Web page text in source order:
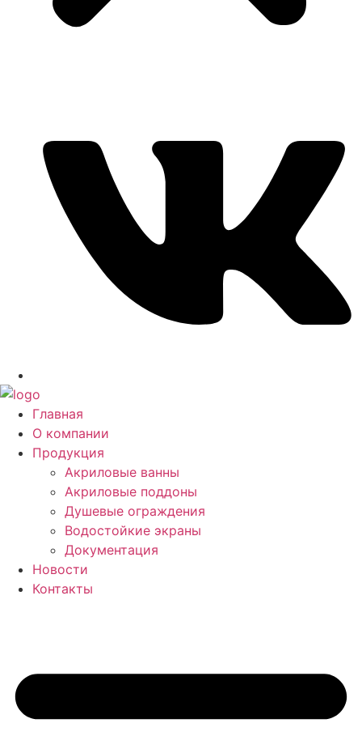
Главная
О компании
Продукция
Акриловые ванны
Акриловые поддоны
Душевые ограждения
Водостойкие экраны
Документация
Новости
Контакты